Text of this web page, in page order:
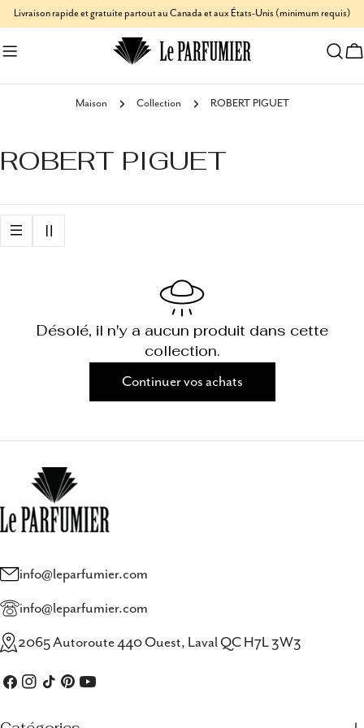
AllerLivraison rapide et gratuite partout au Canada et aux États-Unis (minimum requis)
Maison Collection ROBERT PIGUET
ROBERT PIGUET
Désolé, il n'y a aucun produit dans cette
collection.
Continuer vos achats
info@leparfumier.com
info@leparfumier.com
2065 Autoroute 440 Ouest, Laval QC H7L 3W3
Facebook
Instagram
TIC Pinterest
Youtube